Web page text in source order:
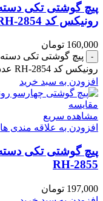
رونیکس کد RH-2854
160,000 تومان
رونیکس کد RH-2854 عدد
افزودن به سبد خرید
مقایسه
مشاهده سریع
افزودن به علاقه مندی ها
RH-2855
197,000 تومان